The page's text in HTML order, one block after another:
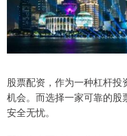
股票配资，作为一种杠杆
机会。而选择一家可靠的股
安全无忧。